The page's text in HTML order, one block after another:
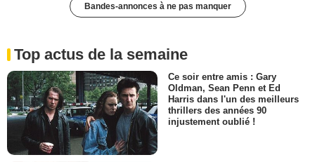
Bandes-annonces à ne pas manquer
Top actus de la semaine
Ce soir entre amis : Gary
Oldman, Sean Penn et Ed
Harris dans l'un des meilleurs
thrillers des années 90
injustement oublié !